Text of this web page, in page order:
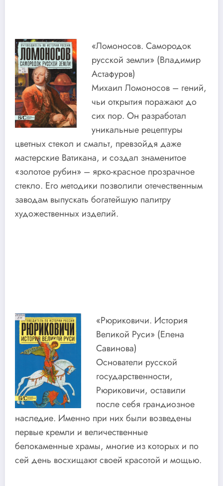
«Ломоносов. Самородок
русской земли» (Владимир
Астафуров)
Михаил Ломоносов – гений,
чьи открытия поражают до
сих пор. Он разработал
уникальные рецептуры
цветных стекол и смальт, превзойдя даже
мастерские Ватикана, и создал знаменитое
«золотое рубин» – ярко-красное прозрачное
стекло. Его методики позволили отечественным
заводам выпускать богатейшую палитру
художественных изделий.
«Рюриковичи. История
Великой Руси» (Елена
Савинова)
Основатели русской
государственности,
Рюриковичи, оставили
после себя грандиозное
наследие. Именно при них были возведены
первые кремли и величественные
белокаменные храмы, многие из которых и по
сей день восхищают своей красотой и мощью.